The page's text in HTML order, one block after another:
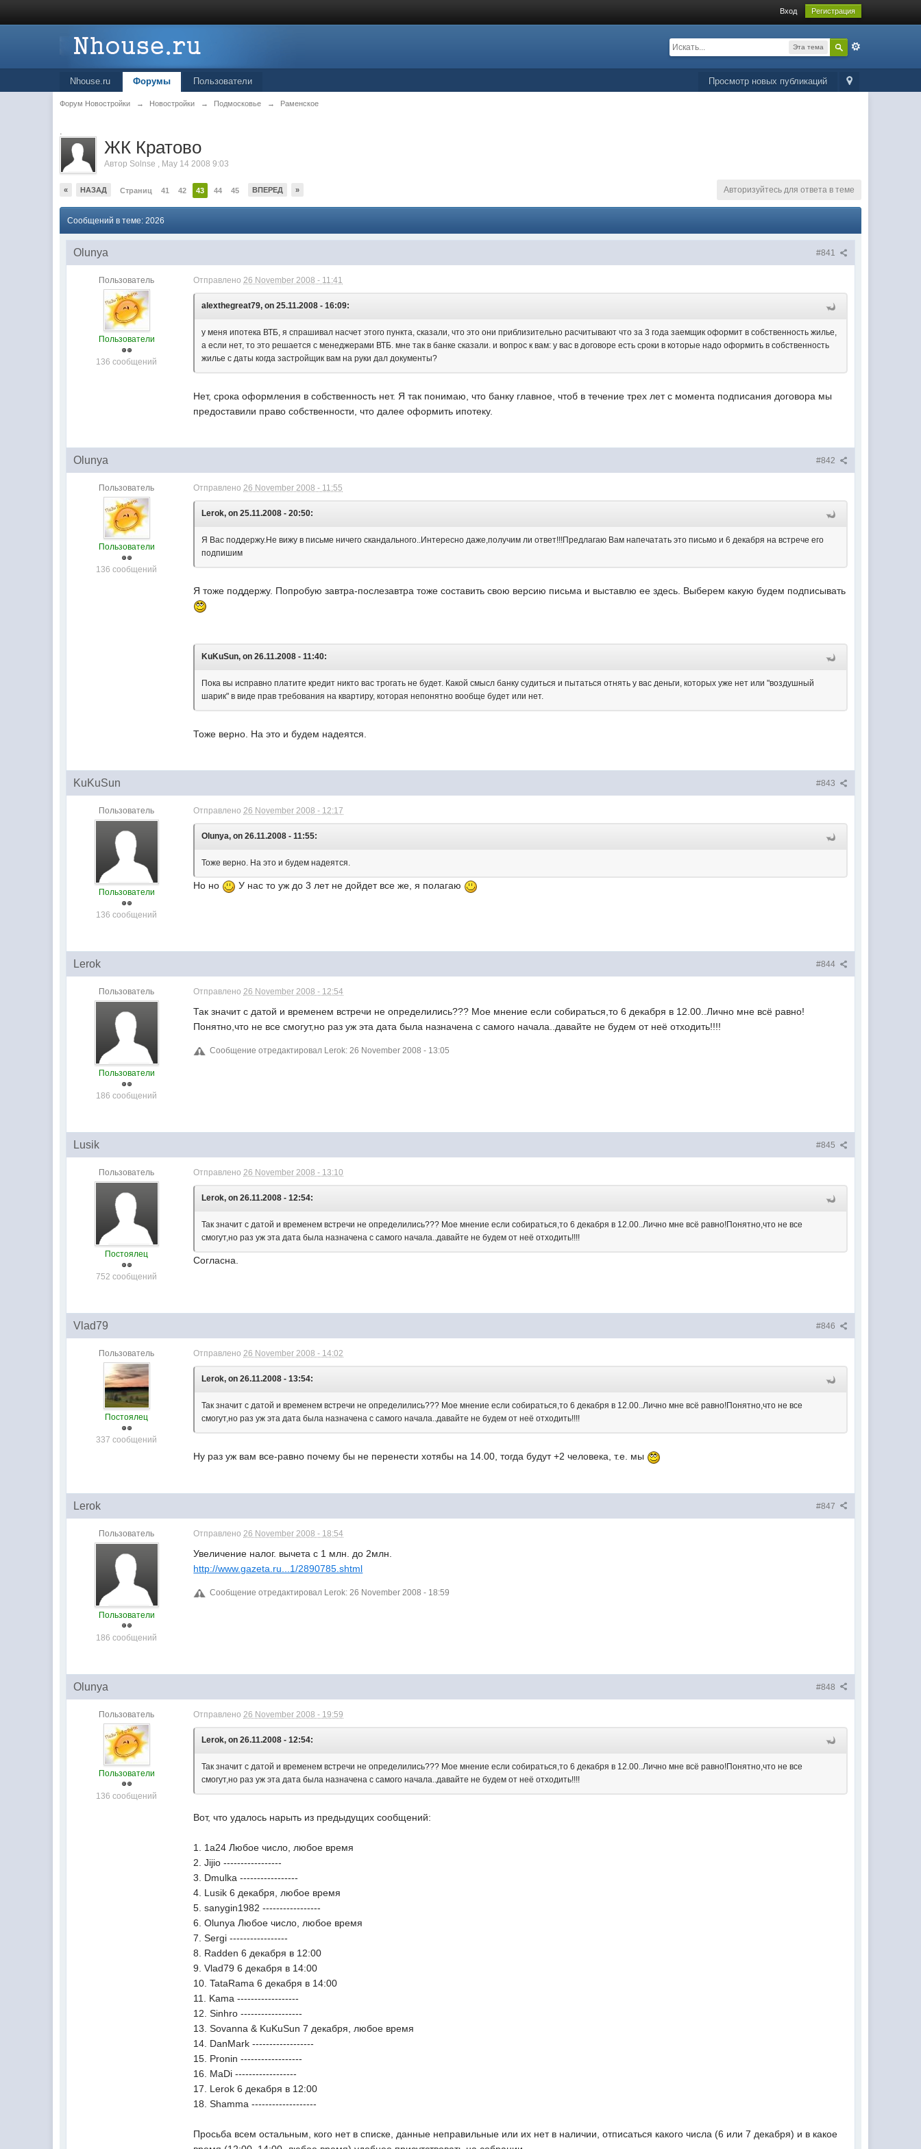
Вход Регистрация
Эта тема
Просмотр новых публикаций
Nhouse.ru Форумы Пользователи
Форум Новостройки → Новостройки → Подмосковье → Раменское
.
ЖК Кратово
Автор Solnse , May 14 2008 9:03
« НАЗАД Страниц 41 42 43 44 45 ВПЕРЕД » Авторизуйтесь для ответа в теме
Сообщений в теме: 2026
#841
Olunya
Пользователь
Пользователи
136 сообщений
Отправлено26 November 2008 - 11:41
alexthegreat79, on 25.11.2008 - 16:09:
у меня ипотека ВТБ, я спрашивал насчет этого пункта, сказали, что это они приблизительно расчитывают что за 3 года заемщик оформит в собственность жилье,
а если нет, то это решается с менеджерами ВТБ. мне так в банке сказали. и вопрос к вам: у вас в договоре есть сроки в которые надо оформить в собственность
жилье с даты когда застройщик вам на руки дал документы?
Нет, срока оформления в собственность нет. Я так понимаю, что банку главное, чтоб в течение трех лет с момента подписания договора мы
предоставили право собственности, что далее оформить ипотеку.
#842
Olunya
Пользователь
Пользователи
136 сообщений
Отправлено26 November 2008 - 11:55
Lerok, on 25.11.2008 - 20:50:
Я Вас поддержу.Не вижу в письме ничего скандального..Интересно даже,получим ли ответ!!!Предлагаю Вам напечатать это письмо и 6 декабря на встрече его
подпишим
Я тоже поддержу. Попробую завтра-послезавтра тоже составить свою версию письма и выставлю ее здесь. Выберем какую будем подписывать
KuKuSun, on 26.11.2008 - 11:40:
Пока вы исправно платите кредит никто вас трогать не будет. Какой смысл банку судиться и пытаться отнять у вас деньги, которых уже нет или "воздушный
шарик" в виде прав требования на квартиру, которая непонятно вообще будет или нет.
Тоже верно. На это и будем надеятся.
#843
KuKuSun
Пользователь
Пользователи
136 сообщений
Отправлено26 November 2008 - 12:17
Olunya, on 26.11.2008 - 11:55:
Тоже верно. На это и будем надеятся.
Но но У нас то уж до 3 лет не дойдет все же, я полагаю
#844
Lerok
Пользователь
Пользователи
186 сообщений
Отправлено26 November 2008 - 12:54
Так значит с датой и временем встречи не определились??? Мое мнение если собираться,то 6 декабря в 12.00..Лично мне всё равно!
Понятно,что не все смогут,но раз уж эта дата была назначена с самого начала..давайте не будем от неё отходить!!!!
Сообщение отредактировал Lerok: 26 November 2008 - 13:05
#845
Lusik
Пользователь
Постоялец
752 сообщений
Отправлено26 November 2008 - 13:10
Lerok, on 26.11.2008 - 12:54:
Так значит с датой и временем встречи не определились??? Мое мнение если собираться,то 6 декабря в 12.00..Лично мне всё равно!Понятно,что не все
смогут,но раз уж эта дата была назначена с самого начала..давайте не будем от неё отходить!!!!
Согласна.
#846
Vlad79
Пользователь
Постоялец
337 сообщений
Отправлено26 November 2008 - 14:02
Lerok, on 26.11.2008 - 13:54:
Так значит с датой и временем встречи не определились??? Мое мнение если собираться,то 6 декабря в 12.00..Лично мне всё равно!Понятно,что не все
смогут,но раз уж эта дата была назначена с самого начала..давайте не будем от неё отходить!!!!
Ну раз уж вам все-равно почему бы не перенести хотябы на 14.00, тогда будут +2 человека, т.е. мы
#847
Lerok
Пользователь
Пользователи
186 сообщений
Отправлено 26 November 2008 - 18:54
Увеличение налог. вычета с 1 млн. до 2млн.
http://www.gazeta.ru...1/2890785.shtml
Сообщение отредактировал Lerok: 26 November 2008 - 18:59
#848
Olunya
Пользователь
Пользователи
136 сообщений
Отправлено 26 November 2008 - 19:59
Lerok, on 26.11.2008 - 12:54:
Так значит с датой и временем встречи не определились??? Мое мнение если собираться,то 6 декабря в 12.00..Лично мне всё равно!Понятно,что не все
смогут,но раз уж эта дата была назначена с самого начала..давайте не будем от неё отходить!!!!
Вот, что удалось нарыть из предыдущих сообщений:
1. 1а24 Любое число, любое время
2. Jijio -----------------
3. Dmulka -----------------
4. Lusik 6 декабря, любое время
5. sanygin1982 -----------------
6. Olunya Любое число, любое время
7. Sergi -----------------
8. Radden 6 декабря в 12:00
9. Vlad79 6 декабря в 14:00
10. TataRama 6 декабря в 14:00
11. Kama ------------------
12. Sinhro ------------------
13. Sovanna & KuKuSun 7 декабря, любое время
14. DanMark ------------------
15. Pronin ------------------
16. MaDi ------------------
17. Lerok 6 декабря в 12:00
18. Shamma -------------------
Просьба всем остальным, кого нет в списке, данные неправильные или их нет в наличии, отписаться какого числа (6 или 7 декабря) и в какое